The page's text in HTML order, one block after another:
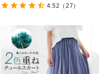
4.52 （27）